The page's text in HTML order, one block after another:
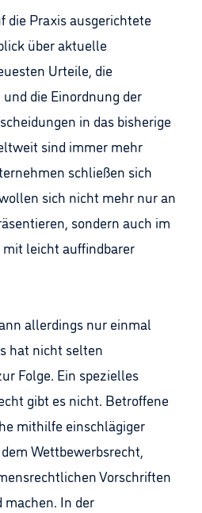
die Praxis ausgerichtete
über aktuelle
Urteile, die
die Einordnung der
in das bisherige
sind immer mehr
schließen sich
sich nicht mehr nur an
sondern auch im
leicht auffindbarer
allerdings nur einmal
hat nicht selten
Folge. Ein spezielles
gibt es nicht. Betroffene
mithilfe einschlägiger
Wettbewerbsrecht,
Vorschriften
machen. In der